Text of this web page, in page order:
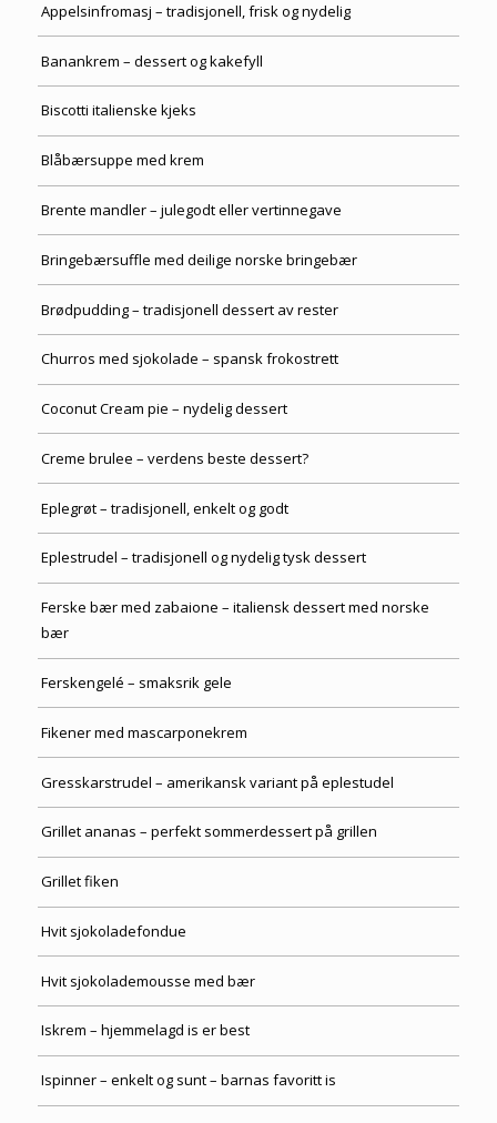
Appelsinfromasj – tradisjonell, frisk og nydelig
Banankrem – dessert og kakefyll
Biscotti italienske kjeks
Blåbærsuppe med krem
Brente mandler – julegodt eller vertinnegave
Bringebærsuffle med deilige norske bringebær
Brødpudding – tradisjonell dessert av rester
Churros med sjokolade – spansk frokostrett
Coconut Cream pie – nydelig dessert
Creme brulee – verdens beste dessert?
Eplegrøt – tradisjonell, enkelt og godt
Eplestrudel – tradisjonell og nydelig tysk dessert
Ferske bær med zabaione – italiensk dessert med norske
bær
Ferskengelé – smaksrik gele
Fikener med mascarponekrem
Gresskarstrudel – amerikansk variant på eplestudel
Grillet ananas – perfekt sommerdessert på grillen
Grillet fiken
Hvit sjokoladefondue
Hvit sjokolademousse med bær
Iskrem – hjemmelagd is er best
Ispinner – enkelt og sunt – barnas favoritt is